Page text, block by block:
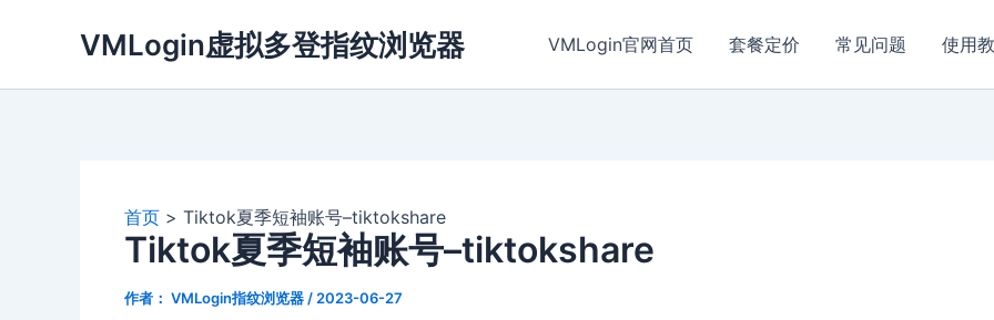
VMLogin虚拟多登指纹浏览器 VMLogin官网首页 套餐定价 常见问题 使用
首页 Tiktok夏季短袖账号–tiktokshare
Tiktok夏季短袖账号–tiktokshare
作者： VMLogin指纹浏览器 / 2023-06-27